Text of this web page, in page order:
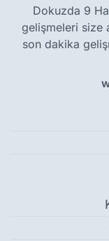
Dokuzda 9
gelişmeleri size
son dakika